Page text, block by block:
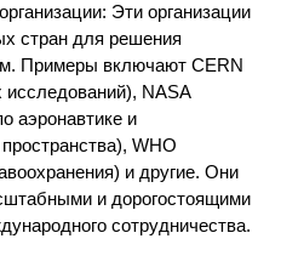
Эти организации
стран для решения
Примеры включают CERN
NASA
аэронавтике и
WHO
и другие. Они
и дорогостоящими
сотрудничества.